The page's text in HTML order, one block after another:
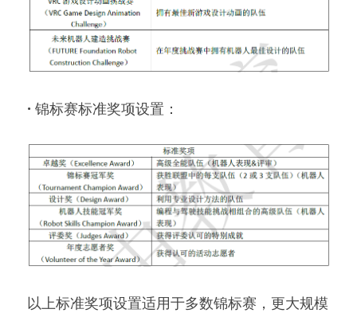
· 锦标赛标准奖项设置：
以上标准奖项设置适用于多数锦标赛，更大规模